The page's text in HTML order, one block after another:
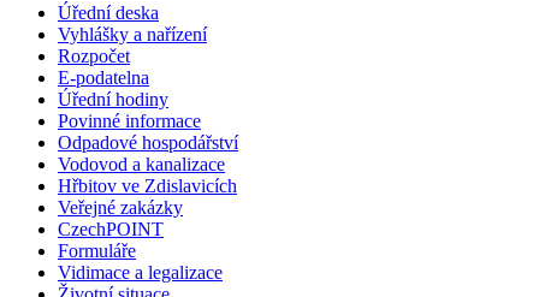
Úřední deska
Vyhlášky a nařízení
Rozpočet
E-podatelna
Úřední hodiny
Povinné informace
Odpadové hospodářství
Vodovod a kanalizace
Hřbitov ve Zdislavicích
Veřejné zakázky
CzechPOINT
Formuláře
Vidimace a legalizace